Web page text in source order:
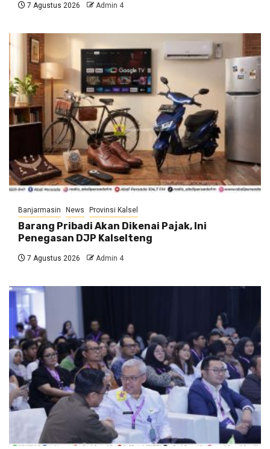
7 Agustus 2026 Admin 4
Banjarmasin News Provinsi Kalsel
Barang Pribadi Akan Dikenai Pajak, Ini
Penegasan DJP Kalselteng
7 Agustus 2026 Admin 4